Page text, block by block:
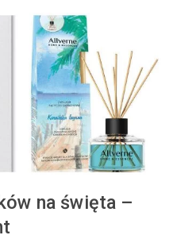
na święta –